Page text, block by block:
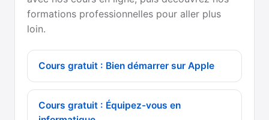
formations professionnelles pour aller plus
loin.
Cours gratuit : Bien démarrer sur Apple
Cours gratuit : Équipez-vous en